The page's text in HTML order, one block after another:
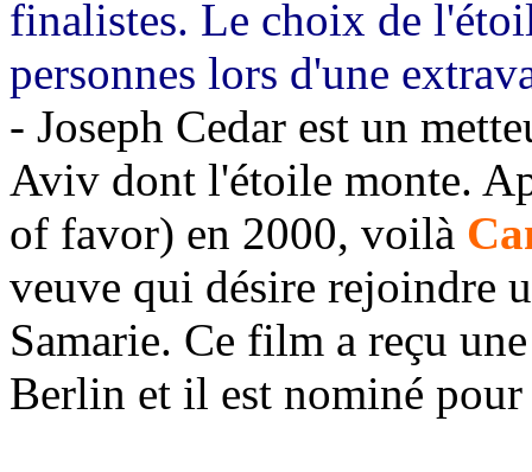
finalistes. Le choix de
personnes lors d'une
- Joseph Cedar est un
Aviv dont l'étoile monte.
of favor) en 2000, voilà
veuve qui désire rejoindre
Samarie. Ce film a reçu
Berlin et il est nominé pour